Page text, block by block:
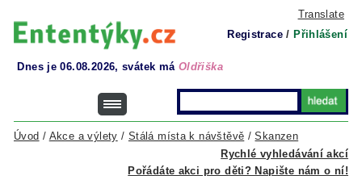
Translate
Registrace / Přihlášení
Dnes je 06.08.2026, svátek má Oldřiška
Rychlé vyhledávání akcí
Úvod / Akce a výlety / Stálá místa k návštěvě /Skanzen
Pořádáte akci pro děti? Napište nám o ní!